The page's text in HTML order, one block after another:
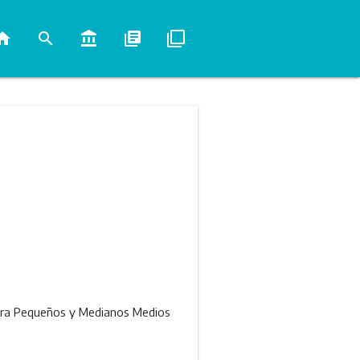
search account_balance library_books filter_none
Pequeños y Medianos Medios